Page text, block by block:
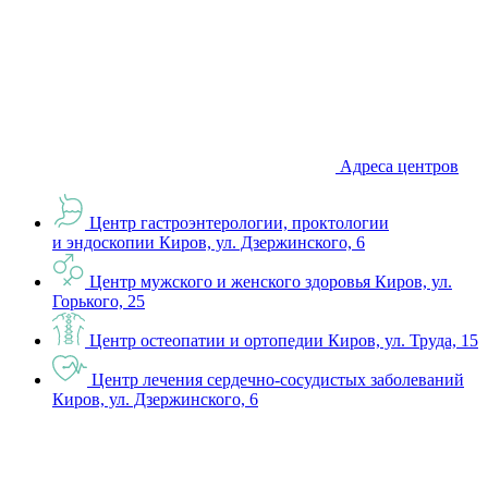
Адреса центров
Центр гастроэнтерологии, проктологии
и эндоскопии Киров, ул. Дзержинского, 6
Центр мужского и женского здоровья Киров, ул.
Горького, 25
Центр остеопатии и ортопедии Киров, ул. Труда, 15
Центр лечения сердечно-сосудистых заболеваний
Киров, ул. Дзержинского, 6